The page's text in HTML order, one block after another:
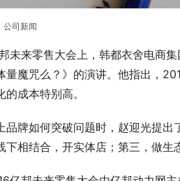
公司新闻
未来零售大会上，韩都衣舍电商
量魔咒么？》的演讲。他指出，
成本特别高。
品牌如何突破问题时，赵迎光提出
下相结合，开实体店；第三，做生